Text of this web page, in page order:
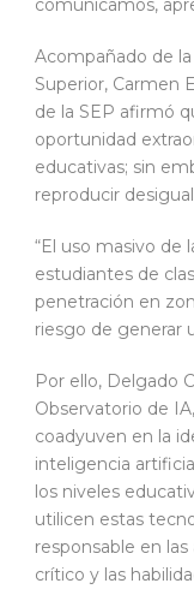
Acompañado de
Superior, Carmen
de la SEP afirmó
oportunidad
educativas; sin
reproducir
“El uso masivo de
estudiantes de
penetración en
riesgo de generar
Por ello, Delgado
Observatorio de
coadyuven en la
inteligencia
los niveles
utilicen estas
responsable en
crítico y las